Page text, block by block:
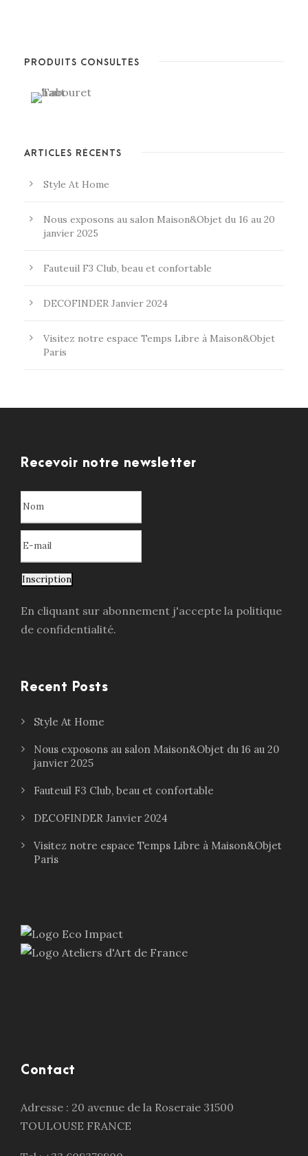
PRODUITS CONSULTÉS
ARTICLES RÉCENTS
Style At Home
Nous exposons au salon Maison&Objet du 16 au 20
janvier 2025
Fauteuil F3 Club, beau et confortable
DECOFINDER Janvier 2024
Visitez notre espace Temps Libre à Maison&Objet
Paris
Recevoir notre newsletter
Inscription
En cliquant sur abonnement j'accepte la politique
de confidentialité.
Recent Posts
Style At Home
Nous exposons au salon Maison&Objet du 16 au 20
janvier 2025
Fauteuil F3 Club, beau et confortable
DECOFINDER Janvier 2024
Visitez notre espace Temps Libre à Maison&Objet
Paris
Contact
Adresse : 20 avenue de la Roseraie 31500
TOULOUSE FRANCE